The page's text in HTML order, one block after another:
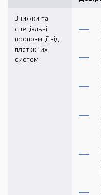
Знижки та
спеціальні
пропозиції від
платіжних
систем